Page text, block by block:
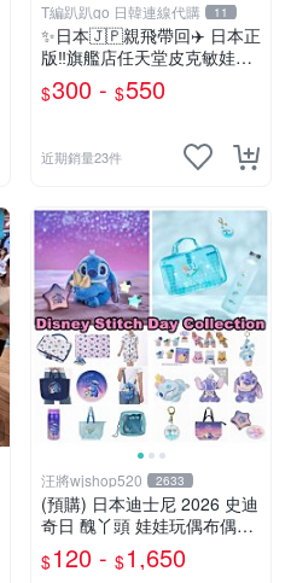
T編趴趴go 日韓連線代購 11
✨日本🇯🇵親飛帶回✈️ 日本正
版‼️旗艦店任天堂皮克敏娃娃
PIKMIN 小吊飾 鑰匙圈
$300 - $550
近期銷量23件
汪將wjshop520 2633
(預購) 日本迪士尼 2026 史迪
奇日 醜丫頭 娃娃玩偶布偶吊
飾鑰匙圈 涼毯 托特包置物包
購物袋 毛巾貼紙公仔盲盒
$120 - $1,650